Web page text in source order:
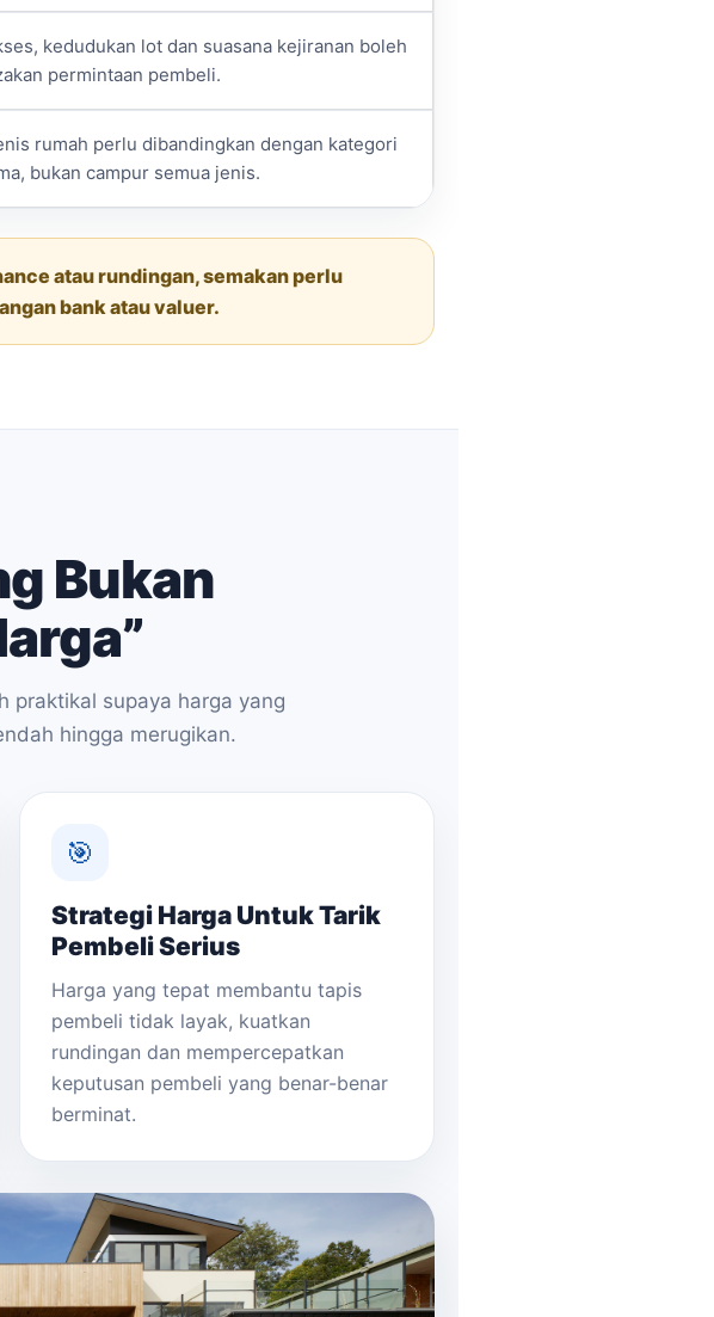
kedudukan lot dan suasana kejiranan boleh
permintaan pembeli.
rumah perlu dibandingkan dengan kategori
bukan campur semua jenis.
atau rundingan, semakan perlu
bank atau valuer.
Bukan
praktikal supaya harga yang
hingga merugikan.
🎯
Strategi Harga Untuk Tarik
Pembeli Serius
Harga yang tepat membantu tapis
pembeli tidak layak, kuatkan
rundingan dan mempercepatkan
keputusan pembeli yang benar-benar
berminat.